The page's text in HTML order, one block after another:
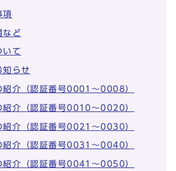
項
など
いて
知らせ
紹介（認証番号0001～0008）
紹介（認証番号0010～0020）
紹介（認証番号0021～0030）
紹介（認証番号0031～0040）
紹介（認証番号0041～0050）